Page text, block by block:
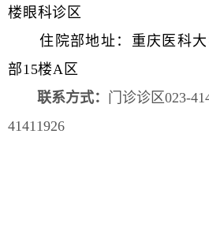
楼眼科诊区
住院部地址：重庆医科
部15楼A区
联系方式： 门诊诊区023-
41411926